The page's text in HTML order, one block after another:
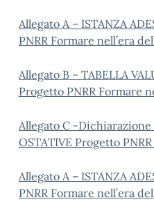
Allegato A – ISTANZA
PNRR Formare nell’era
Allegato B – TABELLA
Progetto PNRR Formare
Allegato C -Dichiarazione
OSTATIVE Progetto
Allegato A – ISTANZA
PNRR Formare nell’era